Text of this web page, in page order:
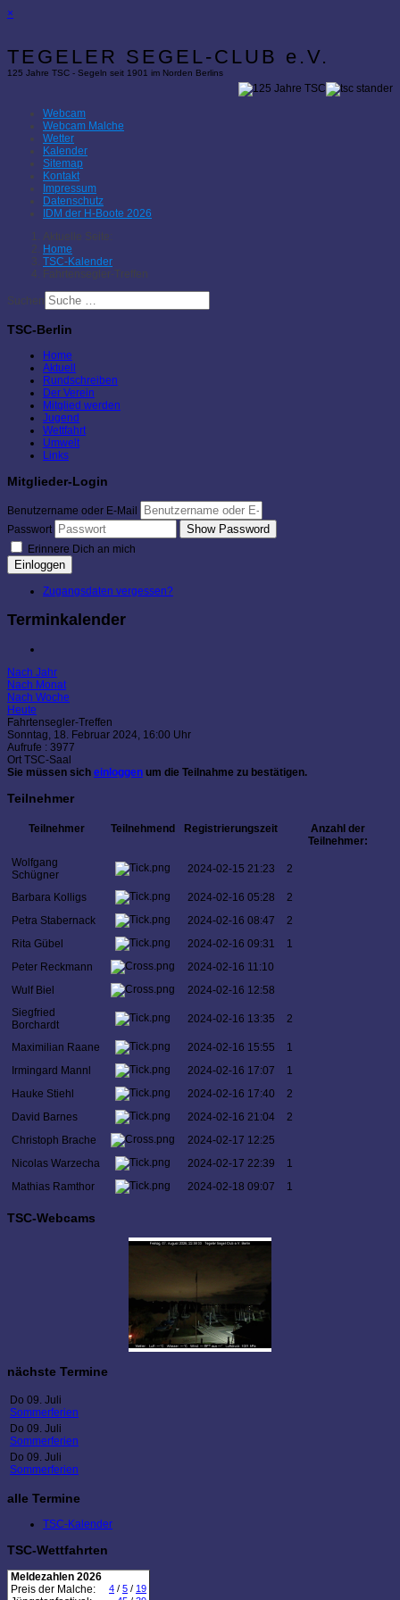
×
TEGELER SEGEL-CLUB e.V.
125 Jahre TSC - Segeln seit 1901 im Norden Berlins
Webcam
Webcam Malche
Wetter
Kalender
Sitemap
Kontakt
Impressum
Datenschutz
IDM der H-Boote 2026
Aktuelle Seite:
Home
TSC-Kalender
Fahrtensegler-Treffen
Suchen
TSC-Berlin
Home
Aktuell
Rundschreiben
Der Verein
Mitglied werden
Jugend
Wettfahrt
Umwelt
Links
Mitglieder-Login
Benutzername oder E-Mail
Passwort
Show Password
Erinnere Dich an mich
Einloggen
Zugangsdaten vergessen?
Terminkalender
Nach Jahr
Nach Monat
Nach Woche
Heute
Fahrtensegler-Treffen
Sonntag, 18. Februar 2024, 16:00 Uhr
Aufrufe : 3977
Ort TSC-Saal
Sie müssen sich einloggen um die Teilnahme zu bestätigen.
Teilnehmer
Wolfgang
Schügner
2024-02-15 21:23 2
Barbara Kolligs 2024-02-16 05:28
2
Petra Stabernack
2024-02-16 08:47
2
Rita Gübel
2024-02-16 09:31
1
Peter Reckmann
2024-02-16 11:10
Wulf Biel
2024-02-16 12:58
Siegfried
Borchardt
2024-02-16 13:35 2
Maximilian Raane 2024-02-16 15:55
1
Irmingard Mannl
2024-02-16 17:07
1
Hauke Stiehl
2024-02-16 17:40
2
David Barnes
2024-02-16 21:04
2
Christoph Brache
2024-02-17 12:25
Nicolas Warzecha
2024-02-17 22:39
1
Mathias Ramthor
2024-02-18 09:07 1
Teilnehmer Teilnehmend Registrierungszeit
Anzahl der
Teilnehmer:
TSC-Webcams
nächste Termine
Do 09. Juli
Sommerferien
Do 09. Juli
Sommerferien
Do 09. Juli
Sommerferien
alle Termine
TSC-Kalender
TSC-Wettfahrten
Meldezahlen 2026
Preis der Malche:
4 / 5 / 19